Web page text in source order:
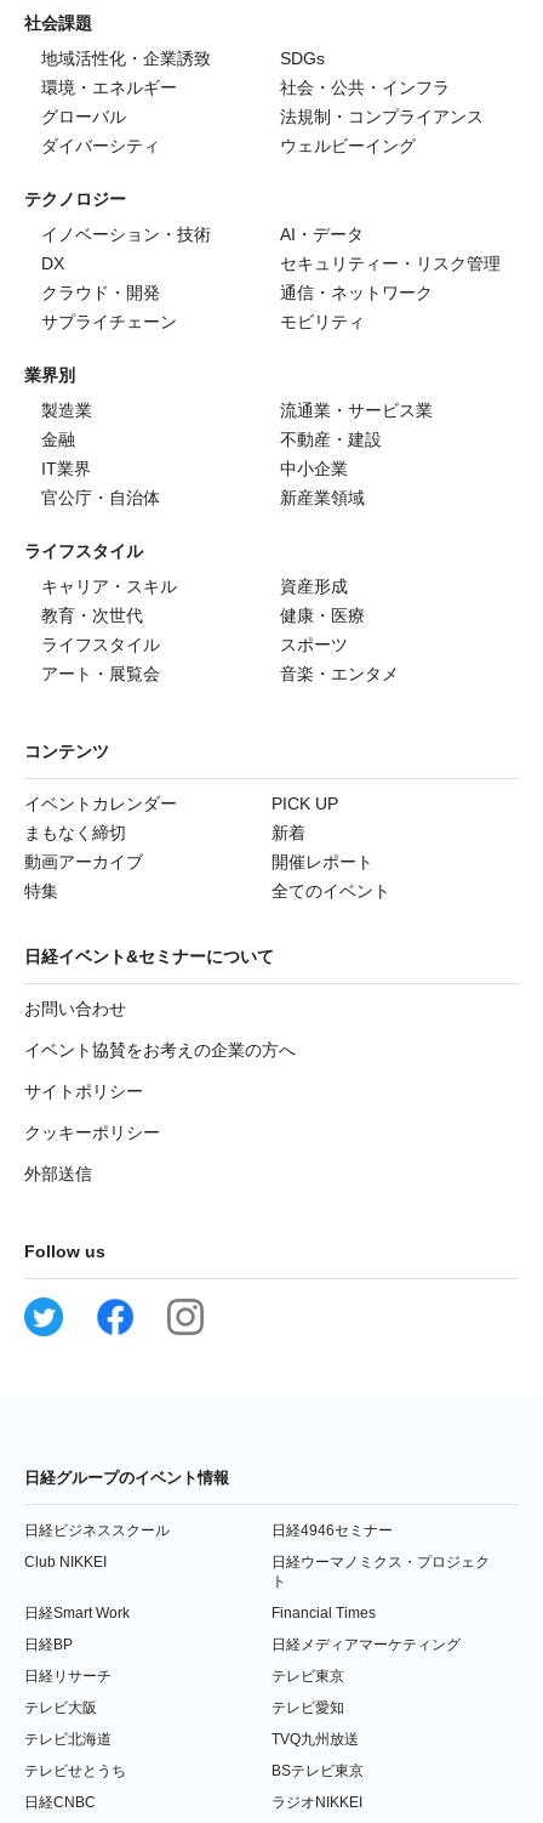
社会課題
地域活性化・企業誘致
SDGs
環境・エネルギー
社会・公共・インフラ
グローバル
法規制・コンプライアンス
ダイバーシティ
ウェルビーイング
テクノロジー
イノベーション・技術
AI・データ
DX
セキュリティー・リスク管理
クラウド・開発
通信・ネットワーク
サプライチェーン
モビリティ
業界別
製造業
流通業・サービス業
金融
不動産・建設
IT業界
中小企業
官公庁・自治体
新産業領域
ライフスタイル
キャリア・スキル
資産形成
教育・次世代
健康・医療
ライフスタイル
スポーツ
アート・展覧会
音楽・エンタメ
コンテンツ
イベントカレンダー
PICK UP
まもなく締切
新着
動画アーカイブ
開催レポート
特集
全てのイベント
日経イベント&セミナーについて
お問い合わせ
イベント協賛をお考えの企業の方へ
サイトポリシー
クッキーポリシー
外部送信
Follow us
日経グループのイベント情報
日経ビジネススクール
日経4946セミナー
Club NIKKEI
日経ウーマノミクス・プロジェク
ト
日経Smart Work
Financial Times
日経BP
日経メディアマーケティング
日経リサーチ
テレビ東京
テレビ大阪
テレビ愛知
テレビ北海道
TVQ九州放送
テレビせとうち
BSテレビ東京
日経CNBC
ラジオNIKKEI